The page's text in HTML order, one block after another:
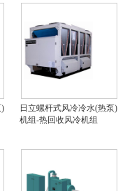
日立螺杆式风冷冷水(热泵)
机组-热回收风冷机组